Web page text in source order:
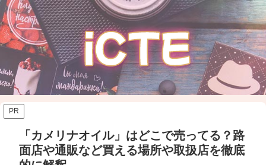
PR
「カメリナオイル」はどこで売ってる？路
面店や通販など買える場所や取扱店を徹底